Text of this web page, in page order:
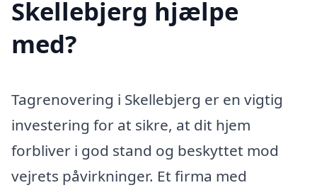
Skellebjerg hjælpe
med?
Tagrenovering i Skellebjerg er en vigtig
investering for at sikre, at dit hjem
forbliver i god stand og beskyttet mod
vejrets påvirkninger. Et firma med